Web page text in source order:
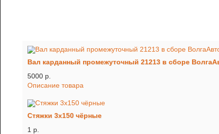
Вал карданный промежуточный 21213 в сборе
5000 p.
Описание товара
Стяжки 3х150 чёрные
1 p.